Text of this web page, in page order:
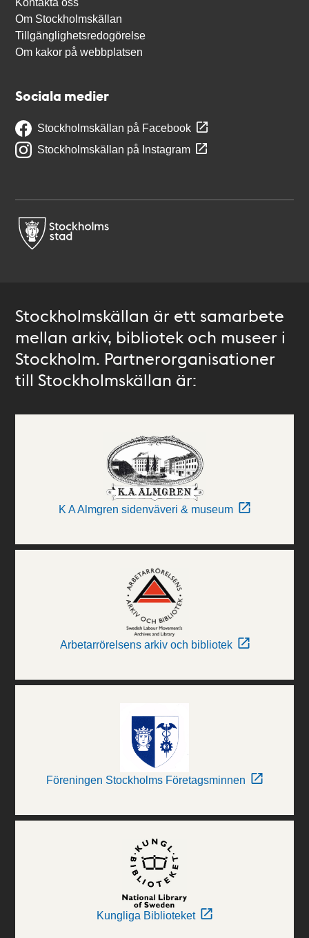
Kontakta oss
Om Stockholmskällan
Tillgänglighetsredogörelse
Om kakor på webbplatsen
Sociala medier
Stockholmskällan på Facebook
Stockholmskällan på Instagram
Stockholmskällan är ett samarbete
mellan arkiv, bibliotek och museer i
Stockholm. Partnerorganisationer
till Stockholmskällan är:
K A Almgren sidenväveri & museum
Arbetarrörelsens arkiv och bibliotek
Föreningen Stockholms Företagsminnen
Kungliga Biblioteket